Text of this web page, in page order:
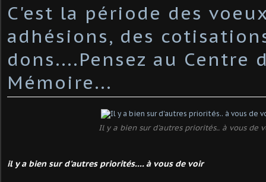
C'est la période des
adhésions, des
dons....Pensez au Centre
Mémoire...
Il y a bien sur d'autres priorités.. à vous de
il y a bien sur d'autres priorités.... à vous de voir